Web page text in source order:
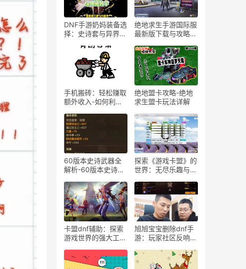
DNF手游奶妈装备选
择：史诗套与异界
诗套与异界套深度对
比分析
绝地求生手游国际服
最新版下载与攻略-
最新版全方位评测
手机搬砖：轻松赚取
额外收入-如何利用
率
绝地盟卡攻略-绝地
求生盟卡玩法详解
60版本史诗武器全
解析-60版本史诗武
探索《游戏卡盟》的
世界：无尽乐趣与策
盟》深度解析：卡牌
策略与玩家社区的完
美结合
卡盟dnf辅助：探索
游戏世界的强大工
戏玩家必备的长尾词
旭旭宝宝删除dnf手
游：玩家社区反响如
除dnf手游事件的影
响与原因